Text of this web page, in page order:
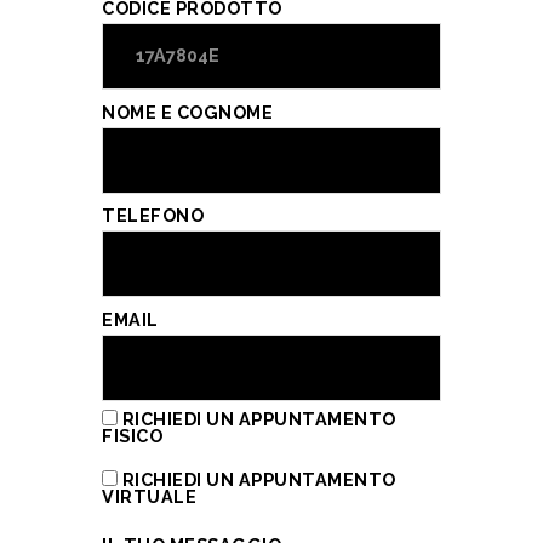
CODICE PRODOTTO
NOME E COGNOME
TELEFONO
EMAIL
RICHIEDI UN APPUNTAMENTO
FISICO
RICHIEDI UN APPUNTAMENTO
VIRTUALE